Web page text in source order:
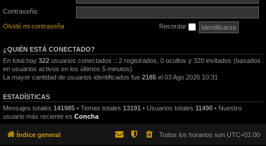
Contraseña:
Olvidé mi contraseña Recordar
¿QUIÉN ESTÁ CONECTADO?
En total hay 322 usuarios conectados :: 2 registrados, 0 ocultos y 320 invitados (basados
en usuarios activos en los últimos 5 minutos)
La mayor cantidad de usuarios identificados fue 2185 el 03 Ago 2026 10:31
ESTADÍSTICAS
Mensajes totales 141985 • Temas totales 13191 • Usuarios totales 11490 • Nuestro
usuario más reciente es Concha
Índice general Todos los horarios son UTC+01:00